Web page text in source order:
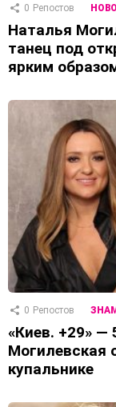
0 Репостов
Наталья
танец под
ярким
0 Репостов
«Киев. +29» —
Могилевская
купальнике